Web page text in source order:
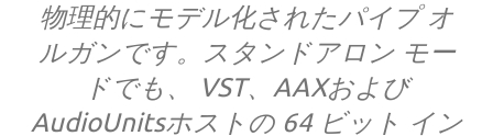
物理的にモデル化されたパイプ オ
ルガンです。スタンドアロン モー
ドでも、 VST、AAXおよび
AudioUnitsホストの 64 ビット イン